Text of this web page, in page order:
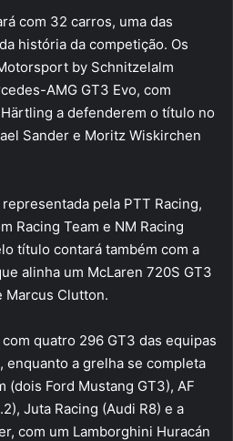
com 32 carros, uma das
história da competição. Os
by Schnitzelalm
AMG GT3 Evo, com
a defenderem o título no
Sander e Moritz Wiskirchen
pela PTT Racing,
Racing Team e NM Racing
título contará também com a
alinha um McLaren 720S GT3
Marcus Clutton.
quatro 296 GT3 das equipas
enquanto a grelha se completa
(dois Ford Mustang GT3), AF
Juta Racing (Audi R8) e a
com um Lamborghini Huracán